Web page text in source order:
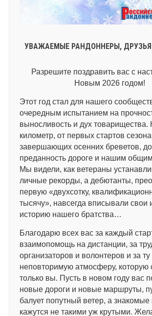
УВАЖАЕМЫЕ РАНДОННЕРЫ,
Разрешите поздравить вас с
Новым 2026 годом!
Этот год стал для нашего
очередным испытанием на
выносливость и дух
километр, от первых стартов
завершающих осенних бреветов,
преданность дороге и нашим
Мы видели, как ветераны
личные рекорды, а дебютанты,
первую «двухсотку,
тысячу», навсегда вписывали свои
историю нашего братства…
Благодарю всех вас за каждый
взаимопомощь на дистанции, за
организаторов и волонтеров и за ту
неповторимую атмосферу, которую
только вы. Пусть в новом году вас
новые дороги и новые маршруты,
балует попутный ветер, а
кажутся не такими уж крутыми.